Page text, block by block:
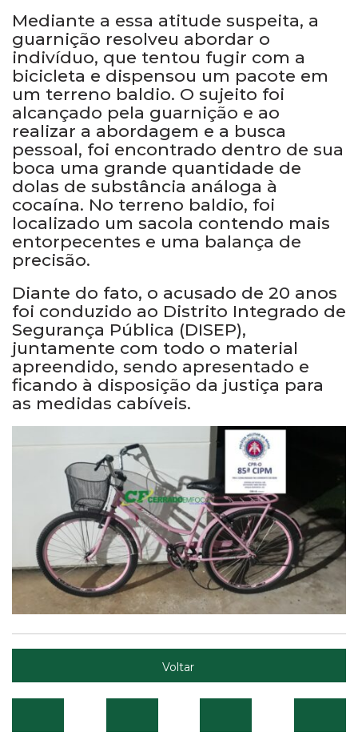
Mediante a essa atitude suspeita, a
guarnição resolveu abordar o
indivíduo, que tentou fugir com a
bicicleta e dispensou um pacote em
um terreno baldio. O sujeito foi
alcançado pela guarnição e ao
realizar a abordagem e a busca
pessoal, foi encontrado dentro de sua
boca uma grande quantidade de
dolas de substância análoga à
cocaína. No terreno baldio, foi
localizado um sacola contendo mais
entorpecentes e uma balança de
precisão.
Diante do fato, o acusado de 20 anos
foi conduzido ao Distrito Integrado de
Segurança Pública (DISEP),
juntamente com todo o material
apreendido, sendo apresentado e
ficando à disposição da justiça para
as medidas cabíveis.
Voltar